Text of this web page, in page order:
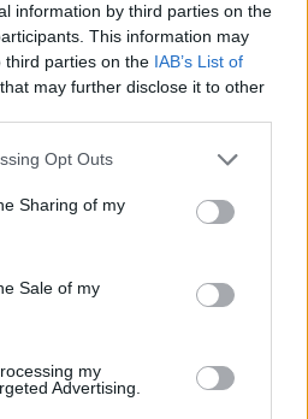
information by third parties on the
This information may
third parties on the IAB’s List of
that may further disclose it to other
Opt Outs
Sharing of my
Sale of my
my
Advertising.
μεταξύ άλλων, για
πολλές δυσκολίες που
ως γυναίκα μέσα στομ
των γηπέδων.
το δικό μας
τη μία μέρα να σε
όλοι φωτογραφία
μέρα να σε βρίζουν και